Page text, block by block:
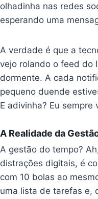
olhadinha nas redes
esperando uma
A verdade é que a
vejo rolando o feed do
dormente. A cada
pequeno duende
E adivinha? Eu sempre
A Realidade da
A gestão do tempo?
distrações digitais, é
com 10 bolas ao
uma lista de tarefas e,